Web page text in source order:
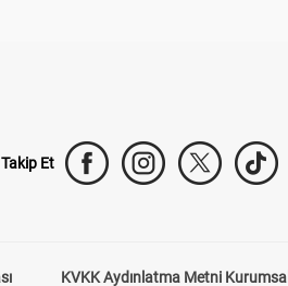
Takip Et
KVKK Aydınlatma Metni Kurumsal